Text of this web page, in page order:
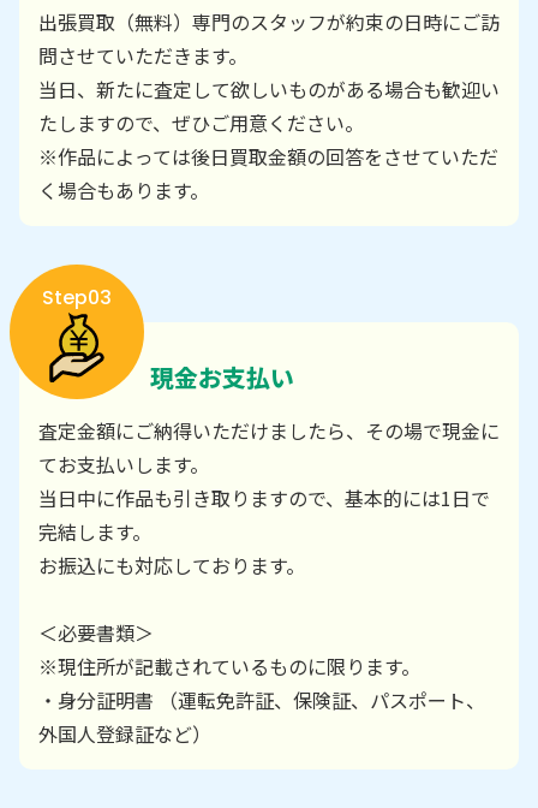
出張買取（無料）専門のスタッフが約束の日時にご訪
問させていただきます。
当日、新たに査定して欲しいものがある場合も歓迎い
たしますので、ぜひご用意ください。
※作品によっては後日買取金額の回答をさせていただ
く場合もあります。
Step03
現金お支払い
査定金額にご納得いただけましたら、その場で現金に
てお支払いします。
当日中に作品も引き取りますので、基本的には1日で
完結します。
お振込にも対応しております。
＜必要書類＞
※現住所が記載されているものに限ります。
・身分証明書 （運転免許証、保険証、パスポート、
外国人登録証など）